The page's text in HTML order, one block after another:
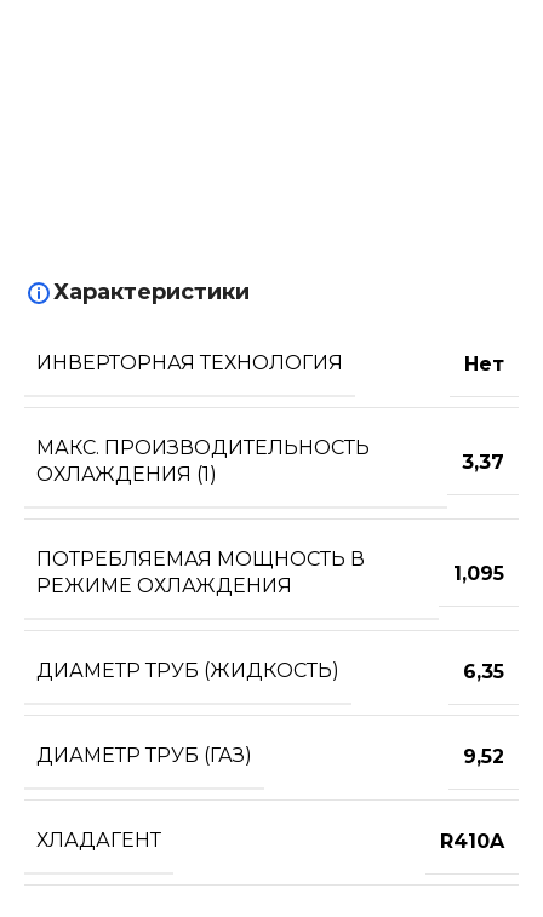
Характеристики
ИНВЕРТОРНАЯ ТЕХНОЛОГИЯ Нет
МАКС. ПРОИЗВОДИТЕЛЬНОСТЬ
ОХЛАЖДЕНИЯ (1)
3,37
ПОТРЕБЛЯЕМАЯ МОЩНОСТЬ В
РЕЖИМЕ ОХЛАЖДЕНИЯ
1,095
ДИАМЕТР ТРУБ (ЖИДКОСТЬ) 6,35
ДИАМЕТР ТРУБ (ГАЗ) 9,52
ХЛАДАГЕНТ R410A